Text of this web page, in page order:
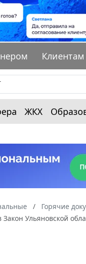
Клиентам
ЖКХ
Горячие
Ульяновской